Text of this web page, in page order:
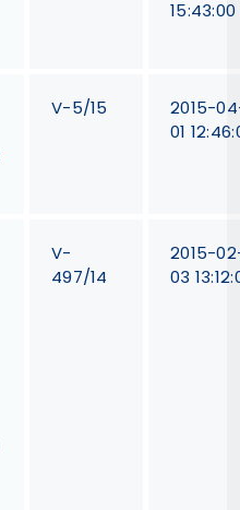
15:43:00
V-5/15
2015-
01
V-
497/14
2015-
03